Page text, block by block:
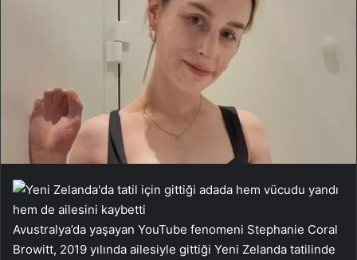
Avustralya’da yaşayan YouTube fenomeni Stephanie Coral
Browitt, 2019 yılında ailesiyle gittiği Yeni Zelanda tatilinde